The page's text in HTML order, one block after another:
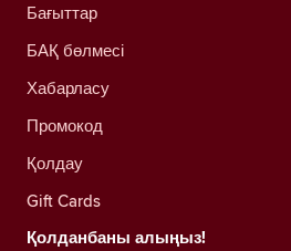
Бағыттар
БАҚ бөлмесі
Хабарласу
Промокод
Қолдау
Gift Cards
Қолданбаны алыңыз!